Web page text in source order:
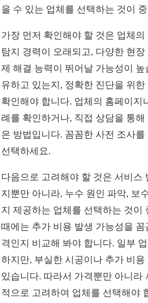
을 수 있는 업체를 선택하는 것이
가장 먼저 확인해야 할 것은 업체
탐지 경력이 오래되고, 다양한 현
제 해결 능력이 뛰어날 가능성이
유하고 있는지, 정확한 진단을 위
확인해야 합니다. 업체의 홈페이지
례를 확인하거나, 직접 상담을 통
은 방법입니다. 꼼꼼한 사전 조사
선택하세요.
다음으로 고려해야 할 것은 서비스
지뿐만 아니라, 누수 원인 파악, 보
지 제공하는 업체를 선택하는 것이
때에는 추가 비용 발생 가능성을
격인지 비교해 봐야 합니다. 일부
하지만, 부실한 시공이나 추가 비
있습니다. 따라서 가격뿐만 아니라
적으로 고려하여 업체를 선택해야